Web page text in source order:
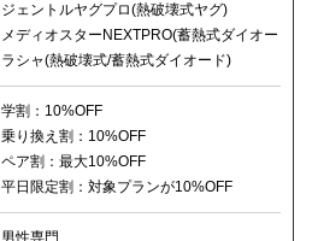
ジェントルヤグプロ(熱破壊式ヤグ)
メディオスターNEXTPRO(蓄熱式ダイオード)
ラシャ(熱破壊式/蓄熱式ダイオード)
学割：10%OFF
乗り換え割：10%OFF
ペア割：最大10%OFF
平日限定割：対象プランが10%OFF